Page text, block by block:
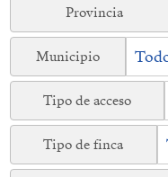
Provincia
Municipio
Tipo de acceso
Tipo de finca